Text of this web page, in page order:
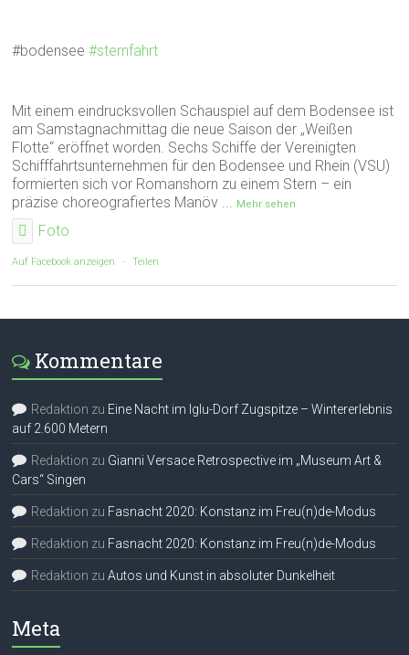
#bodensee#sternfahrt
Mit einem eindrucksvollen Schauspiel auf dem Bodensee ist
am Samstagnachmittag die neue Saison der „Weißen
Flotte“ eröffnet worden. Sechs Schiffe der Vereinigten
Schifffahrtsunternehmen für den Bodensee und Rhein (VSU)
formierten sich vor Romanshorn zu einem Stern – ein
präzise choreografiertes Manöv
Mehr sehen
Foto
Auf Facebook anzeigen · Teilen
Kommentare
Redaktion zu Eine Nacht im Iglu-Dorf Zugspitze – Wintererlebnis
auf 2.600 Metern
Redaktion zu Gianni Versace Retrospective im „Museum Art &
Cars“ Singen
Redaktion zu Fasnacht 2020: Konstanz im Freu(n)de-Modus
Redaktion zu Fasnacht 2020: Konstanz im Freu(n)de-Modus
Redaktion zuAutos und Kunst in absoluter Dunkelheit
Meta